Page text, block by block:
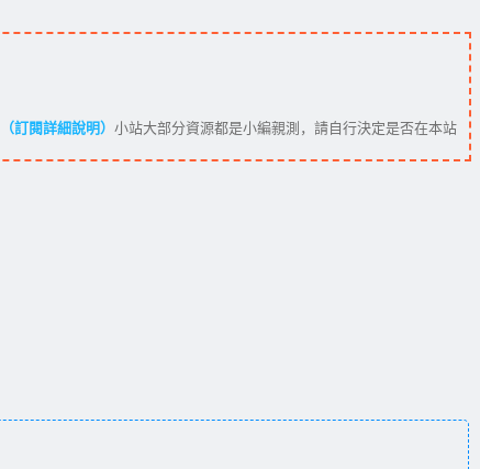
（訂閱詳細說明） 小站大部分資源都是小編親測，請自行決定是否在本站